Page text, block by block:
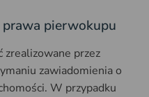
pierwokupu
zrealizowane przez
zawiadomienia o
W przypadku